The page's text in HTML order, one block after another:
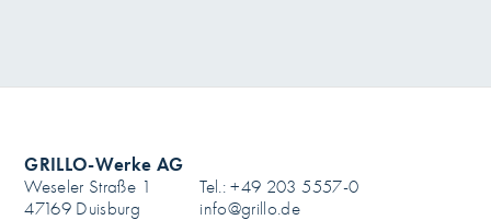
GRILLO-Werke AG
Weseler Straße 1
Tel.: +49 203 5557-0
47169 Duisburg
info@grillo.de